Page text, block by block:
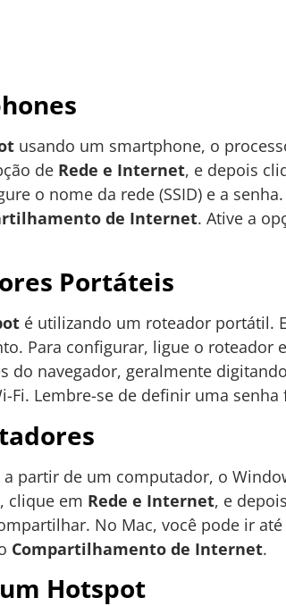
usando um smartphone, o
de Rede e Internet, e depois
o nome da rede (SSID) e a
de Internet. Ative a
Portáteis
é utilizando um roteador portátil.
Para configurar, ligue o roteador
do navegador, geralmente
Fi. Lembre-se de definir uma
a partir de um computador, o
, clique em Rede e Internet, e
No Mac, você pode ir até
Compartilhamento de Internet.
Hotspot